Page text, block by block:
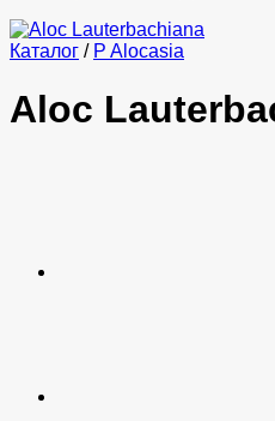
Каталог / P Alocasia
Aloc